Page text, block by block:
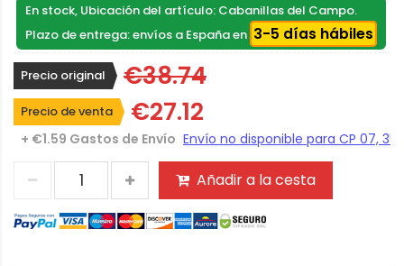
En stock, Ubicación del artículo: Cabanillas del Campo.
Plazo de entrega: envíos a España en 3-5 días hábiles
Precio original €38.74
Precio de venta €27.12
+ €1.59 Gastos de Envío
Añadir a la cesta